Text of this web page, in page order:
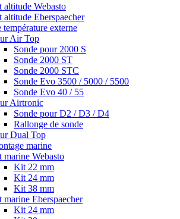
altitude Webasto
altitude Eberspaecher
température externe
Air Top
Sonde pour 2000 S
Sonde 2000 ST
Sonde 2000 STC
Sonde Evo 3500 / 5000 / 5500
Sonde Evo 40 / 55
Airtronic
Sonde pour D2 / D3 / D4
Rallonge de sonde
Dual Top
marine
marine Webasto
Kit 22 mm
Kit 24 mm
Kit 38 mm
marine Eberspaecher
Kit 24 mm